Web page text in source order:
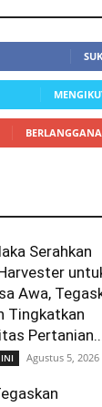
Serahkan
Awa,
Tingkatkan
INI Agustus 5, 2026